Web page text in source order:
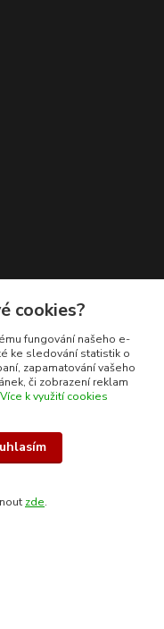
cookies?
fungování našeho e-
ke sledování statistik o
zapamatování vašeho
či zobrazení reklam
Více k využití cookies
zde.